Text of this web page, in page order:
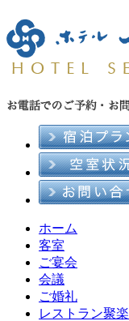
ホーム
客室
ご宴会
会議
ご婚礼
レストラン聚楽